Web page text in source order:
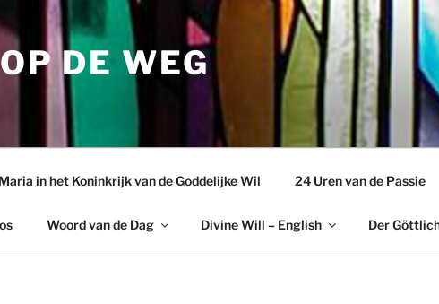
DE WEG
in het Koninkrijk van de Goddelijke Wil 24 Uren van de Passie
Woord van de Dag Divine Will – English Der